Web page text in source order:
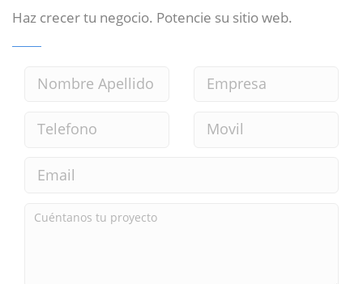
Haz crecer tu negocio. Potencie su sitio web.